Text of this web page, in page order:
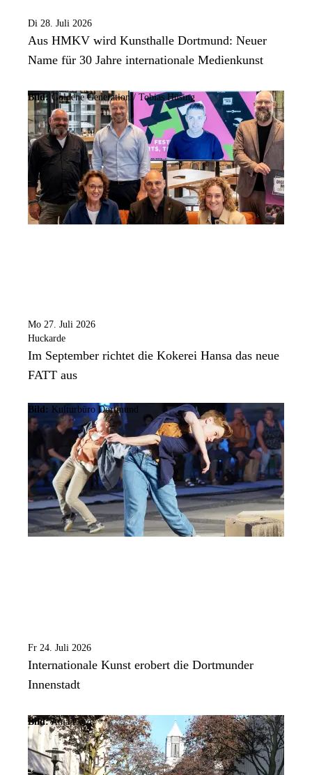
Di 28. Juli 2026
Aus HMKV wird Kunsthalle Dortmund: Neuer
Name für 30 Jahre internationale Medienkunst
Bild: Goldene Generation / Tobias Hüsing
Mo 27. Juli 2026
Huckarde
Im September richtet die Kokerei Hansa das neue
FATT aus
Bild: Kulturbüro Dortmund
Fr 24. Juli 2026
Internationale Kunst erobert die Dortmunder
Innenstadt
Bild: Anja Cord